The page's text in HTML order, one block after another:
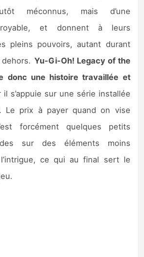
méconnus, mais d’une
et donnent à leurs
pleins pouvoirs, autant durant
dehors. Yu-Gi-Oh! Legacy of the
donc une histoire travaillée et
il s’appuie sur une série installée
Le prix à payer quand on vise
forcément quelques petits
sur des éléments moins
ce qui au final sert le